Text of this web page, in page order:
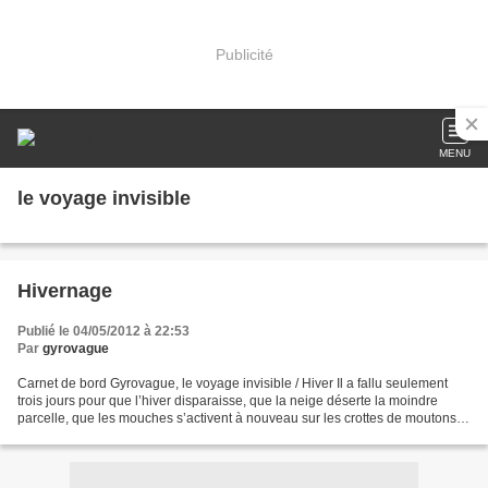
Publicité
MENU
le voyage invisible
Hivernage
Publié le 04/05/2012 à 22:53
Par gyrovague
Carnet de bord Gyrovague, le voyage invisible / Hiver Il a fallu seulement
trois jours pour que l’hiver disparaisse, que la neige déserte la moindre
parcelle, que les mouches s’activent à nouveau sur les crottes de moutons…